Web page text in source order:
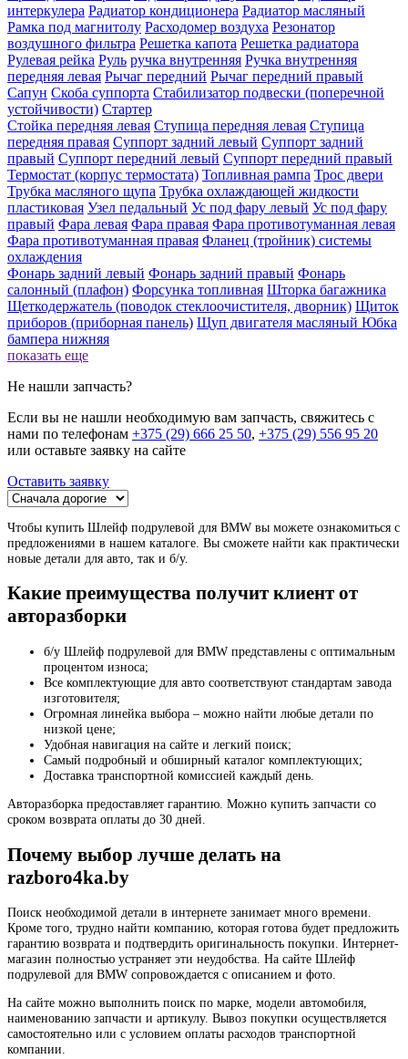
интеркулера Радиатор кондиционера Радиатор масляный
Рамка под магнитолу Расходомер воздуха Резонатор
воздушного фильтра Решетка капота Решетка радиатора
Рулевая рейка Руль ручка внутренняя Ручка внутренняя
передняя левая Рычаг передний Рычаг передний правый
Сапун Скоба суппорта Стабилизатор подвески (поперечной
устойчивости) Стартер
Стойка передняя левая Ступица передняя левая Ступица
передняя правая Суппорт задний левый Суппорт задний
правый Суппорт передний левый Суппорт передний правый
Термостат (корпус термостата) Топливная рампа Трос двери
Трубка масляного щупа Трубка охлаждающей жидкости
пластиковая Узел педальный Ус под фару левый Ус под фару
правый Фара левая Фара правая Фара противотуманная левая
Фара противотуманная правая Фланец (тройник) системы
охлаждения
Фонарь задний левый Фонарь задний правый Фонарь
салонный (плафон) Форсунка топливная Шторка багажника
Щеткодержатель (поводок стеклоочистителя, дворник) Щиток
приборов (приборная панель) Щуп двигателя масляный Юбка
бампера нижняя
показать еще
Не нашли запчасть?
Если вы не нашли необходимую вам запчасть, свяжитесь с
нами по телефонам +375 (29) 666 25 50, +375 (29) 556 95 20
или оставьте заявку на сайте
Оставить заявку
Чтобы купить Шлейф подрулевой для BMW вы можете ознакомиться с
предложениями в нашем каталоге. Вы сможете найти как практически
новые детали для авто, так и б/у.
Какие преимущества получит клиент от
авторазборки
б/у Шлейф подрулевой для BMW представлены с оптимальным
процентом износа;
Все комплектующие для авто соответствуют стандартам завода
изготовителя;
Огромная линейка выбора – можно найти любые детали по
низкой цене;
Удобная навигация на сайте и легкий поиск;
Самый подробный и обширный каталог комплектующих;
Доставка транспортной комиссией каждый день.
Авторазборка предоставляет гарантию. Можно купить запчасти со
сроком возврата оплаты до 30 дней.
Почему выбор лучше делать на
razboro4ka.by
Поиск необходимой детали в интернете занимает много времени.
Кроме того, трудно найти компанию, которая готова будет предложить
гарантию возврата и подтвердить оригинальность покупки. Интернет-
магазин полностью устраняет эти неудобства. На сайте Шлейф
подрулевой для BMW сопровождается с описанием и фото.
На сайте можно выполнить поиск по марке, модели автомобиля,
наименованию запчасти и артикулу. Вывоз покупки осуществляется
самостоятельно или с условием оплаты расходов транспортной
компании.